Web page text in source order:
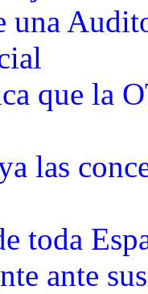
una
que la
las
toda
ante